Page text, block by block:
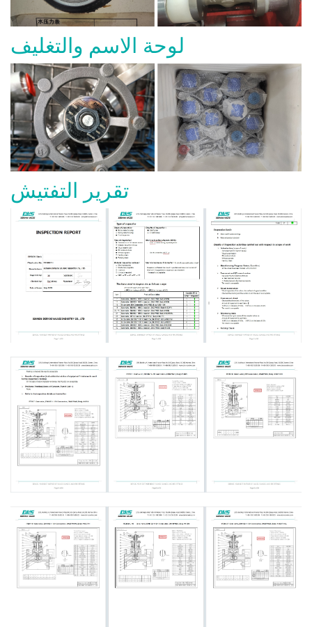
لوحة الاسم والتغليف
تقرير التفتيش